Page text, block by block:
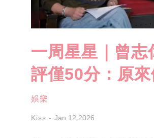
一周星星｜曾
評僅50分：原來
娛樂
Kiss Jan 12 2026